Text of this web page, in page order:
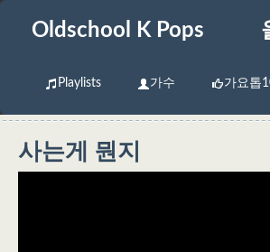
Oldschool K Pops
Playlists 가수 가요톱
사는게 뭔지